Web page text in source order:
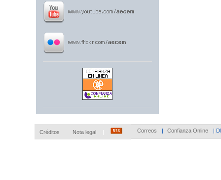
Créditos Nota legal Correos | Confianza Online |